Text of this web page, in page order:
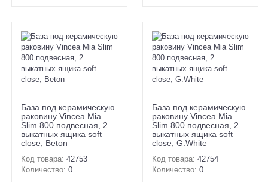
База под керамическую
раковину Vincea Mia
Slim 800 подвесная, 2
выкатных ящика soft
close, Beton
Код товара: 42753
Количество: 0
База под керамическую
раковину Vincea Mia
Slim 800 подвесная, 2
выкатных ящика soft
close, G.White
Код товара: 42754
Количество: 0